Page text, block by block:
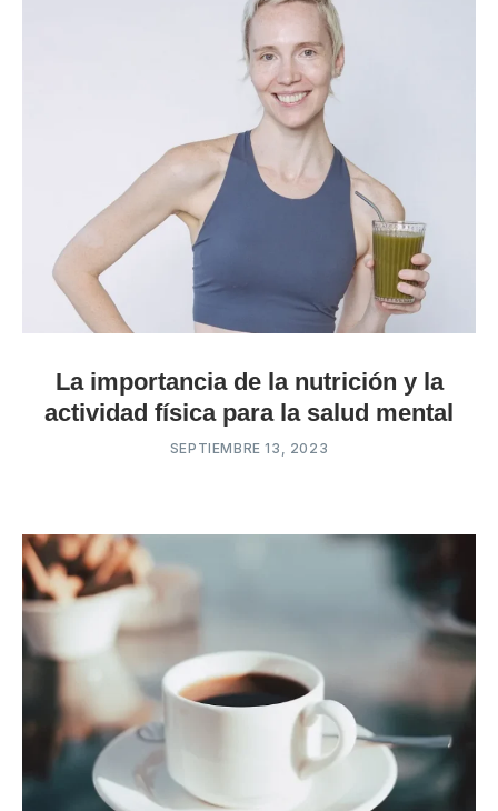
La importancia de la nutrición y la
actividad física para la salud mental
SEPTIEMBRE 13, 2023